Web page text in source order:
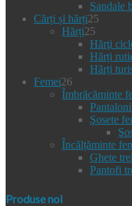
Sandale
Cărți și hărți25
Hărți25
de
produse
Hărţi
Hărți
Hărți
Femei2626
de
produse
Îmbrăcăminte
Şosete
Încălțăminte
Ghete
Pantofi
Produse noi